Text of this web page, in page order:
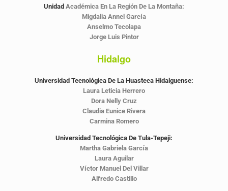
Unidad Académica En La Región De La Montaña:
Migdalia Annel García
Anselmo Tecolapa
Jorge Luis Pintor
Hidalgo
Universidad Tecnológica De La Huasteca Hidalguense:
Laura Leticia Herrero
Dora Nelly Cruz
Claudia Eunice Rivera
Carmina Romero
Universidad Tecnológica De Tula-Tepeji:
Martha Gabriela García
Laura Aguilar
Víctor Manuel Del Villar
Alfredo Castillo